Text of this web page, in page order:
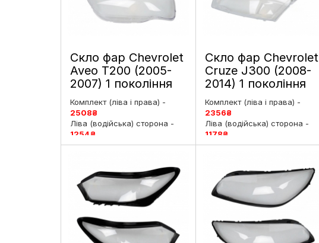
Скло фар Chevrolet
Aveo T200 (2005-
2007) 1 покоління
рестайлінг ліве і
праве
Комплект (ліва і права) -
2508₴
Ліва (водійська) сторона -
1254 ₴
Права (пасажирська)
Скло фар Chevrolet
Cruze J300 (2008-
2014) 1 покоління
дорестайлинг ліве і
праве
Комплект (ліва і права) -
2356₴
Ліва (водійська) сторона -
1178₴
Права (пасажирська)